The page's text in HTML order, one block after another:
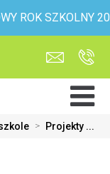
ROK
> Projekty ...